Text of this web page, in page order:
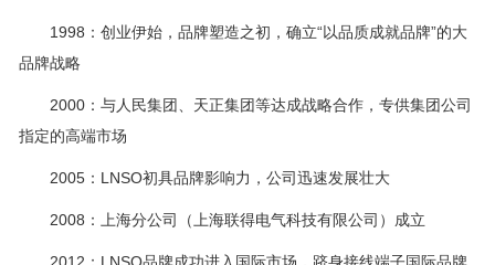
1998：创业伊始，品牌塑造之初，确立“以品质成就品牌”的大
品牌战略
2000：与人民集团、天正集团等达成战略合作，专供集团公司
指定的高端市场
2005：LNSO初具品牌影响力，公司迅速发展壮大
2008：上海分公司（上海联得电气科技有限公司）成立